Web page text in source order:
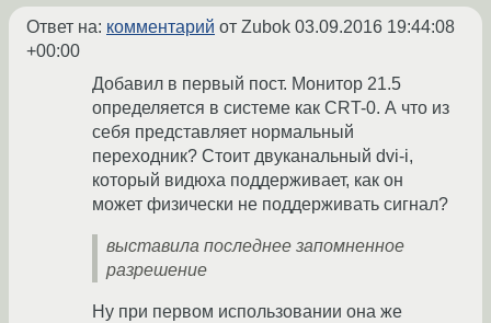
Ответ на: комментарий от Zubok 03.09.2016 19:44:08
+00:00
Добавил в первый пост. Монитор 21.5
определяется в системе как CRT-0. А что из
себя представляет нормальный
переходник? Стоит двуканальный dvi-i,
который видюха поддерживает, как он
может физически не поддерживать сигнал?
выставила последнее запомненное
разрешение
Ну при первом использовании она же